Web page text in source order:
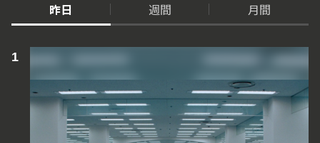
昨日 週間 月間